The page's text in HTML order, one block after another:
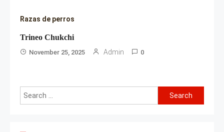
Razas de perros
Trineo Chukchi
November 25, 2025 Admin 0
Search
for: